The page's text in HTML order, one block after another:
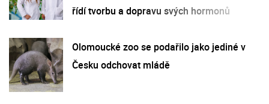
řídí tvorbu a dopravu svých hormonů
Olomoucké zoo se podařilo jako jediné v
Česku odchovat mládě